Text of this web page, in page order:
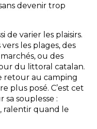
devenir trop
de varier les plaisirs.
les plages, des
ou des
du littoral catalan.
retour au camping
plus posé. C’est cet
souplesse :
ralentir quand le